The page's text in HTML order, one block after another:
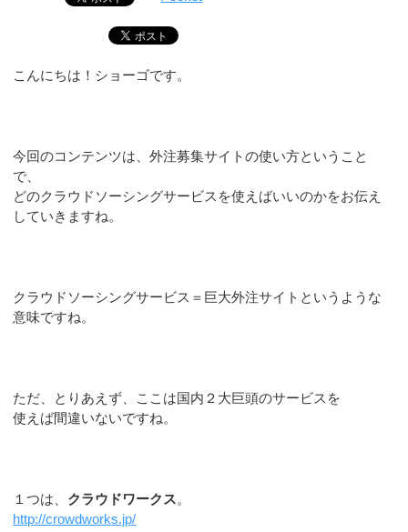
こんにちは！ショーゴです。
今回のコンテンツは、外注募集サイトの使い方ということ
で、
どのクラウドソーシングサービスを使えばいいのかをお伝え
していきますね。
クラウドソーシングサービス＝巨大外注サイトというような
意味ですね。
ただ、とりあえず、ここは国内２大巨頭のサービスを
使えば間違いないですね。
１つは、 クラウドワークス。
http://crowdworks.jp/